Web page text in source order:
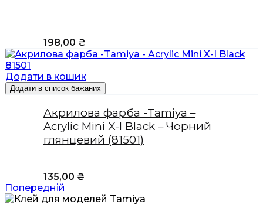
198,00 ₴
Додати в кошик
Додати в список бажаних
Акрилова фарба -Tamiya –
Acrylic Mini X-I Black – Чорний
глянцевий (81501)
135,00 ₴
Попередній